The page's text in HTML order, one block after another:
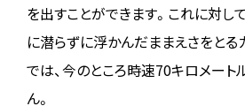
を出すことができます。これに対し
に潜らずに浮かんだままえさをとる
では、今のところ時速70キロメート
ん。